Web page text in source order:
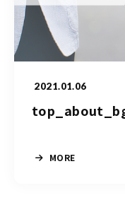
2021.01.06
MORE